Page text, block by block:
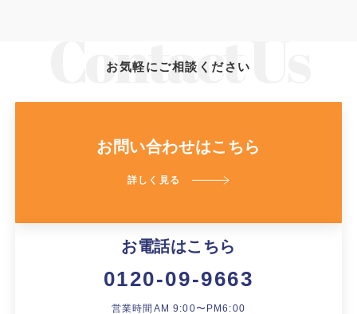
お気軽にご相談ください
お問い合わせはこちら
詳しく見る
お電話はこちら
0120-09-9663
営業時間AM 9:00〜PM6:00